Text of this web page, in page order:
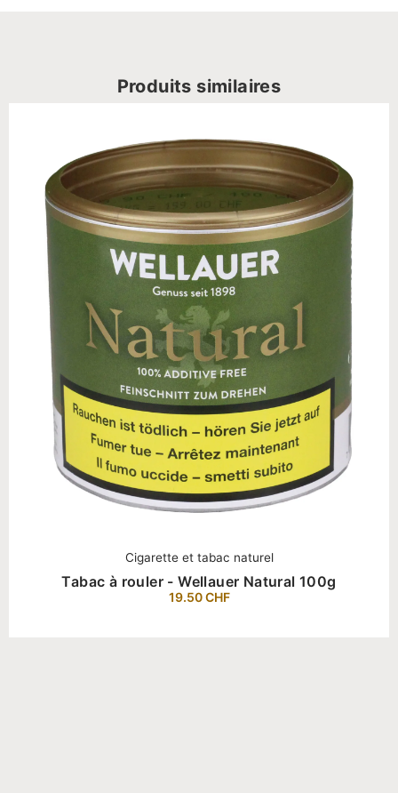
Produits similaires
Cigarette et tabac naturel
Tabac à rouler - Wellauer Natural 100g
19.50CHF